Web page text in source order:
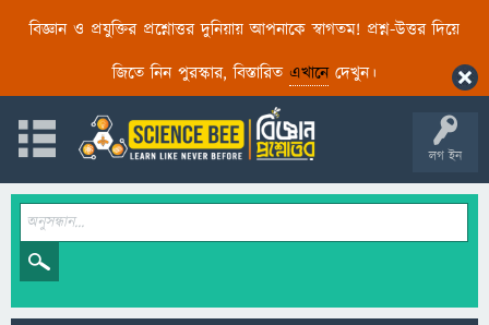
বিজ্ঞান ও প্রযুক্তির প্রশ্নোত্তর দুনিয়ায় আপনাকে স্বাগতম! প্রশ্ন-উত্তর দিয়ে
জিতে নিন পুরস্কার, বিস্তারিত এখানেদেখুন।
লগ ইন